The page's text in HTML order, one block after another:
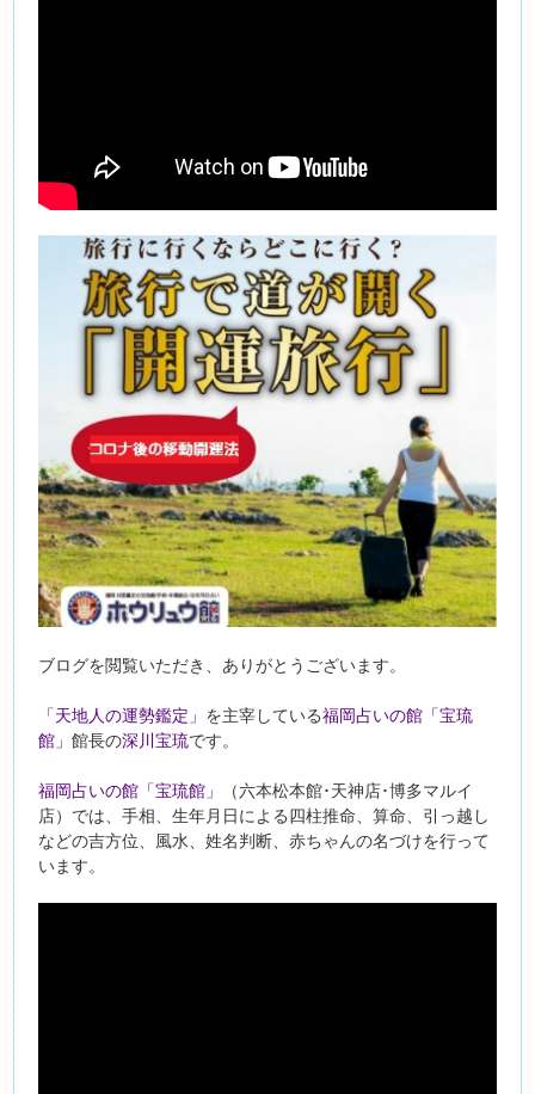
ブログを閲覧いただき、ありがとうございます。
「天地人の運勢鑑定」 を主宰している福岡占いの館「宝琉
館」館長の深川宝琉です。
福岡占いの館「宝琉館」
（六本松本館･天神店･博多マルイ
店）では、手相、生年月日による四柱推命、算命、引っ越し
などの吉方位、風水、姓名判断、赤ちゃんの名づけを行って
います。